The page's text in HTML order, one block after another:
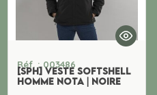
Réf. : 003486
[SPH] VESTE SOFTSHELL
HOMME NOTA | NOIRE